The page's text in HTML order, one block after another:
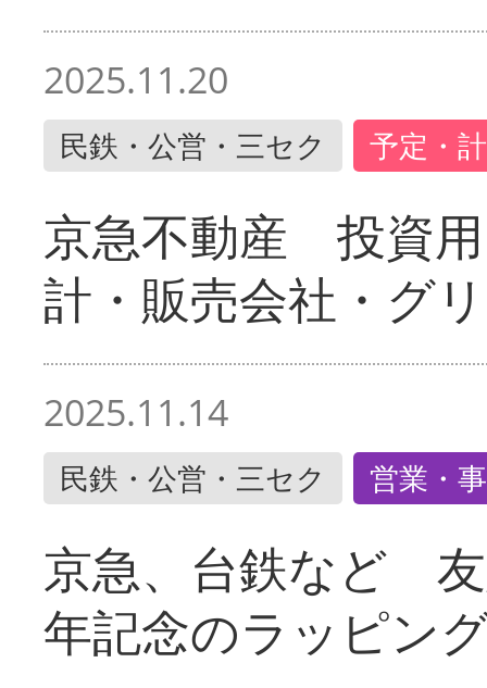
2025.11.20
民鉄・公営・三セク 予定・
京急不動産 投資
計・販売会社・グ
2025.11.14
民鉄・公営・三セク 営業・
京急、台鉄など
年記念のラッピン